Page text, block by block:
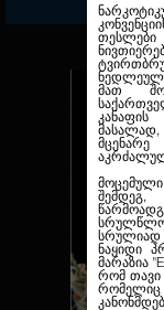
მათ
მოცემული
სრულიად
ნაყიდი
მარაზია
რომ თავი
რომელიც